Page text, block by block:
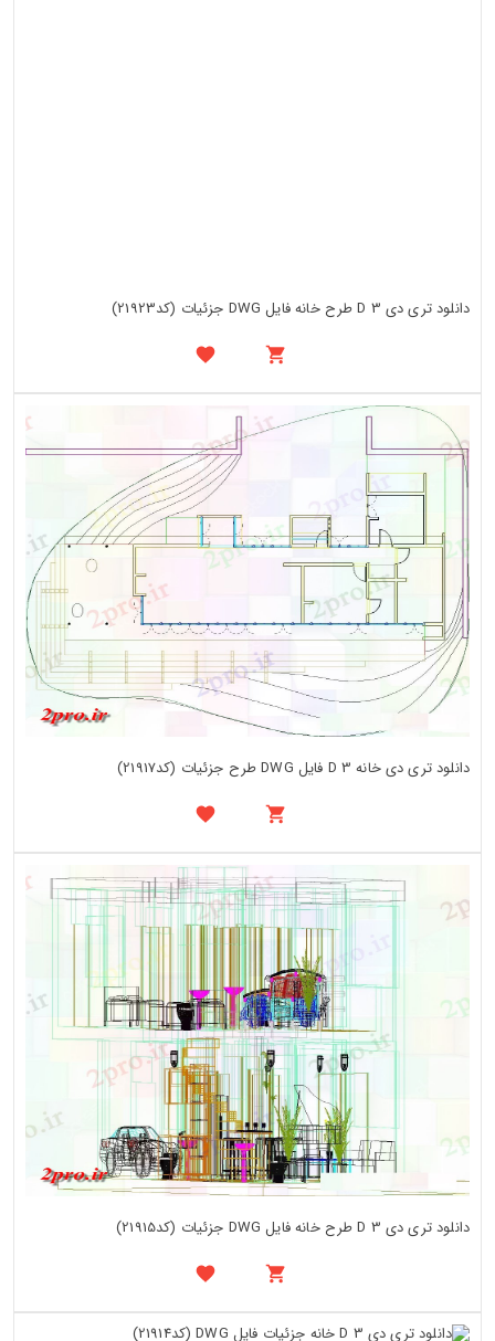
دانلود تری دی 3 D طرح خانه فایل DWG جزئیات (کد21923)
دانلود تری دی خانه 3 D فایل DWG طرح جزئیات (کد21917)
دانلود تری دی 3 D طرح خانه فایل DWG جزئیات (کد21915)